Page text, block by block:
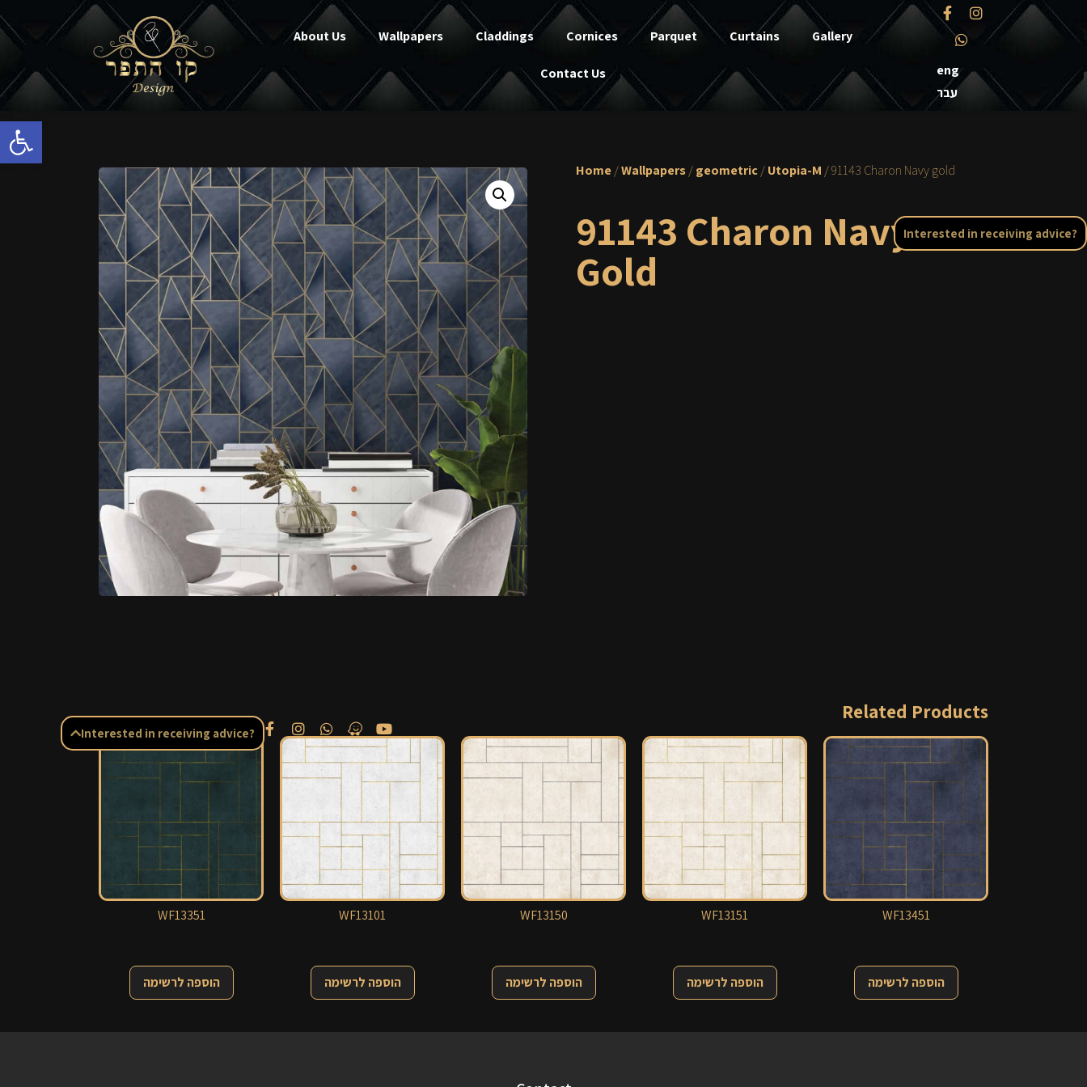
Open toolbar
About Us Wallpapers Claddings Cornices Parquet Curtains Gallery
Contact Us
eng
עבר
Home/Wallpapers/geometric/Utopia-M / 91143 Charon Navy gold
91143 Charon Navy
Gold
Related Products
WF13351
הוספה לרשימה
WF13101
הוספה לרשימה
WF13150
הוספה לרשימה
WF13151
הוספה לרשימה
WF13451
הוספה לרשימה
Interested in receiving advice?
Interested in receiving advice?